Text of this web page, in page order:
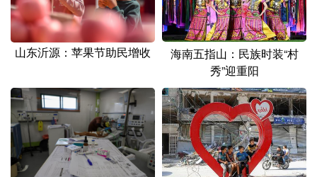
山东沂源：苹果节助民增收
海南五指山：民族时装“村
秀”迎重阳